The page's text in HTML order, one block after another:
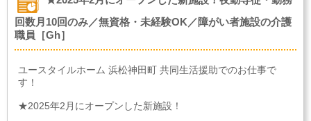
回数月10回のみ／無資格・未経験OK／障がい者施設の介護
職員［Gh］
ユースタイルホーム 浜松神田町 共同生活援助でのお仕事で
す！
★2025年2月にオープンした新施設！